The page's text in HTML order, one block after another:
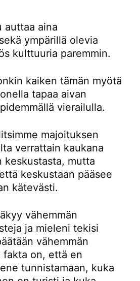
auttaa aina
ympärillä olevia
kulttuuria paremmin.
kaiken tämän myötä
tapaa aivan
vierailulla.
majoituksen
verrattain kaukana
keskustasta, mutta
keskustaan pääsee
kätevästi.
vähemmän
ja mieleni tekisi
vähemmän
on, että en
tunnistamaan, kuka